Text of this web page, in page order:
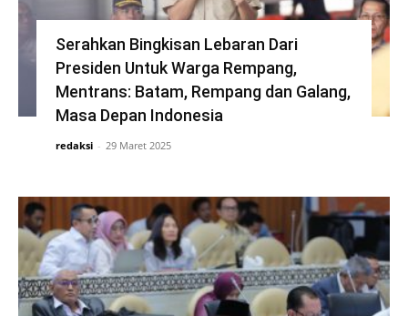
Serahkan Bingkisan Lebaran Dari
Presiden Untuk Warga Rempang,
Mentrans: Batam, Rempang dan Galang,
Masa Depan Indonesia
redaksi - 29 Maret 2025